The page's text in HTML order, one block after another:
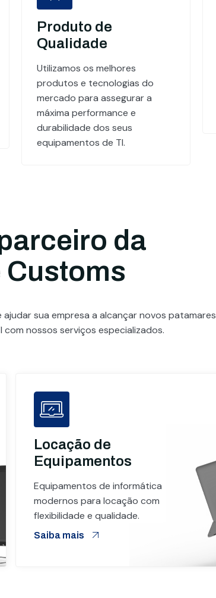
Produto de
Qualidade
Utilizamos os melhores
produtos e tecnologias do
mercado para assegurar a
máxima performance e
durabilidade dos seus
equipamentos de TI.
da
Customs
ajudar sua empresa a alcançar novos patamares
com nossos serviços especializados.
Locação de
Equipamentos
Equipamentos de informática
modernos para locação com
flexibilidade e qualidade.
Saiba mais